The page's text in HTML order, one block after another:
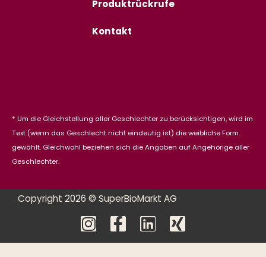
Produktrückrufe
Kontakt
* Um die Gleichstellung aller Geschlechter zu berücksichtigen, wird im
Text (wenn das Geschlecht nicht eindeutig ist) die weibliche Form
gewählt. Gleichwohl beziehen sich die Angaben auf Angehörige aller
Geschlechter.
Copyright 2026 © SuperBioMarkt AG